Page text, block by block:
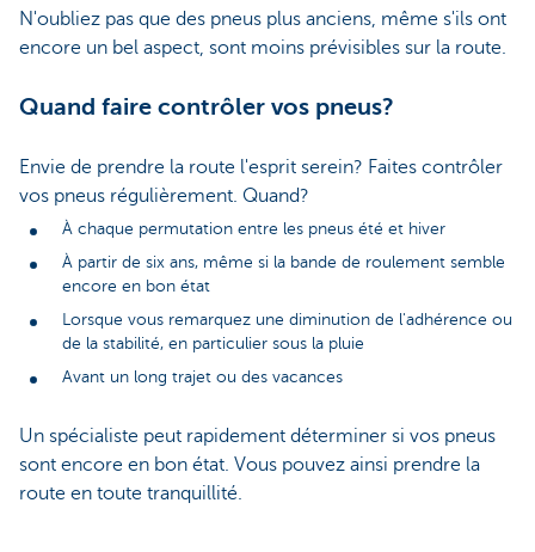
N'oubliez pas que des pneus plus anciens, même s'ils ont
encore un bel aspect, sont moins prévisibles sur la route.
Quand faire contrôler vos pneus?
Envie de prendre la route l'esprit serein? Faites contrôler
vos pneus régulièrement. Quand?
À chaque permutation entre les pneus été et hiver
À partir de six ans, même si la bande de roulement semble
encore en bon état
Lorsque vous remarquez une diminution de l'adhérence ou
de la stabilité, en particulier sous la pluie
Avant un long trajet ou des vacances
Un spécialiste peut rapidement déterminer si vos pneus
sont encore en bon état. Vous pouvez ainsi prendre la
route en toute tranquillité.